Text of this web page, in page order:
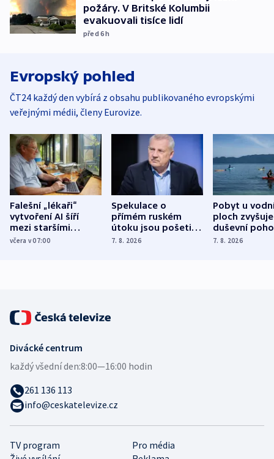
požáry. V Britské Kolumbii
evakuovali tisíce lidí
před 6h
Evropský pohled
ČT24 každý den vybírá z obsahu publikovaného evropskými
veřejnými médii, členy Eurovize.
Falešní „lékaři“
vytvoření AI šíří
mezi staršími
Poláky nebezpečné
včera v 07:00
Spekulace o
přímém ruském
útoku jsou pošetilé,
míní estonský
7. 8. 2026
Pobyt u
ploch zvyšuje
duševní
ukázala
7. 8. 2026
TV program
Pro média
Divácké centrum
každý všední den:8:00—16:00 hodin
261 136 113
info@ceskatelevize.cz